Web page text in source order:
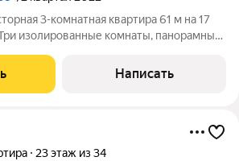
3-комнатная квартира 61 м на 17
изолированные комнаты, панорамный
света. Школа и детский сад в 400
Написать
23 этаж из 34